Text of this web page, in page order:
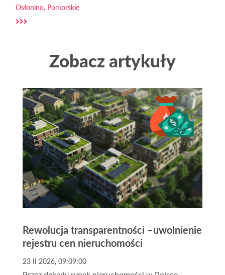
Osłonino, Pomorskie
Zobacz artykuły
Rewolucja transparentności –uwolnienie
rejestru cen nieruchomości
23 II 2026, 09:09:00